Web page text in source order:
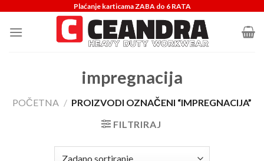
content
Plaćanje karticama ZABA do 6 RATA
impregnacija
POČETNA / PROIZVODI OZNAČENI “IMPREGNACIJA”
FILTRIRAJ